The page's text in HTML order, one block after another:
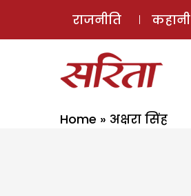
राजनीति कहानी
Home » अक्षरा सिंह